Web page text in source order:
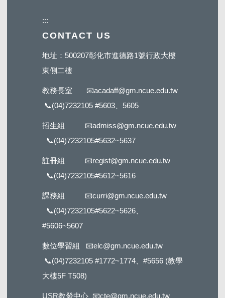
:::
CONTACT US
地址：500207彰化市進德路1號行政大樓
東側二樓
教務長室 📧acadaff@gm.ncue.edu.tw
📞(04)7232105 #5603 、5605
招生組 📧admiss@gm.ncue.edu.tw
📞(04)7232105#5632~5637
註冊組 📧regist@gm.ncue.edu.tw
📞(04)7232105#5612~5616
課務組 📧curri@gm.ncue.edu.tw
📞(04)7232105#5622~5626、
#5606~5607
數位學習組 📧elc@gm.ncue.edu.tw
📞(04)7232105 #1772~1774、#5656 (教學
大樓5F T508)
USR教發中心 📧cte@gm.ncue.edu.tw